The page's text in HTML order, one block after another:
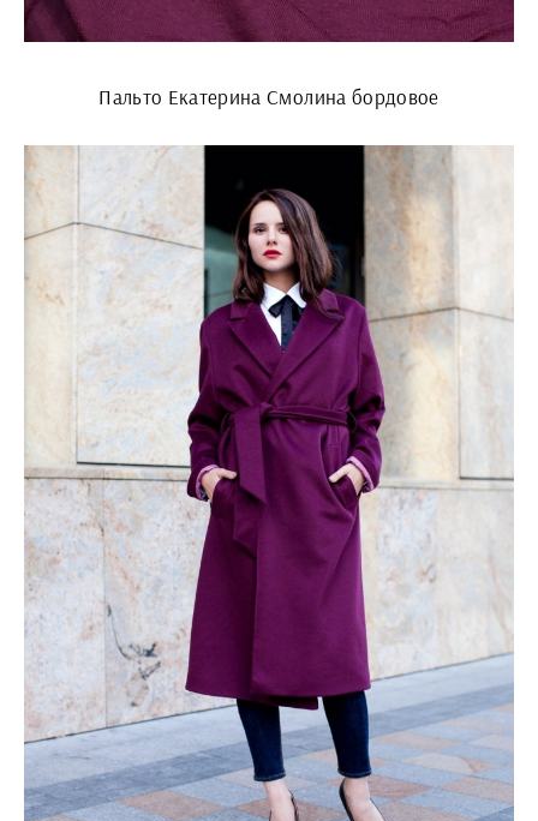
Пальто Екатерина Смолина бордовое